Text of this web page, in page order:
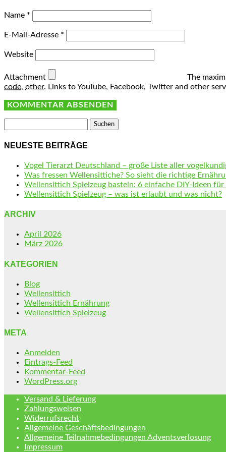
Name *
E-Mail-Adresse *
Website
Attachment
The
code, other. Links to YouTube, Facebook, Twitter and other
nach:
NEUESTE BEITRÄGE
Vogel Tierarzt Deutschland – große Liste aller
Was fressen Wellensittiche? So sieht die richtige
Wellensittich Spielzeug basteln: 6 einfache DIY-Ideen
Wellensittich Spielzeug – was ist erlaubt und was nicht?
ARCHIV
April 2026
März 2026
KATEGORIEN
Blog
Wellensittich
Wellensittich Ernährung
Wellensittich Spielzeug
META
Anmelden
Eintrags-Feed
Kommentar-Feed
WordPress.org
Versand & Lieferung
Zahlungsweisen
Widerrufsrecht
Allgemeine Geschäftsbedingungen
Allgemeine Teilnahmebedingungen Adventsverlosung
Impressum